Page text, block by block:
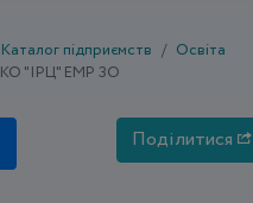
Каталог підприємств
Освіта
КО "ІРЦ" ЕМР ЗО
Поділитися